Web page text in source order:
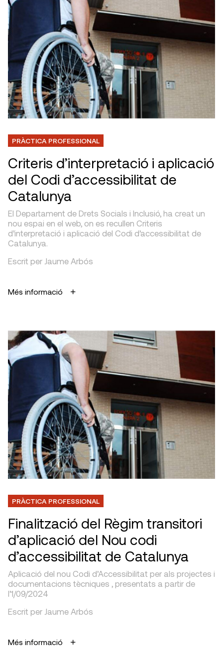
PRÀCTICA PROFESSIONAL
Criteris d’interpretació i aplicació
del Codi d’accessibilitat de
Catalunya
El Departament de Drets Socials i Inclusió, ha creat un
nou espai en el web, on es recullen Criteris
d’interpretació i aplicació del Codi d’accessibilitat de
Catalunya.
Escrit per Jaume Arbós
Més informació
PRÀCTICA PROFESSIONAL
Finalització del Règim transitori
d’aplicació del Nou codi
d’accessibilitat de Catalunya
Aplicació del nou Codi d’Accessibilitat per als projectes i
documentacions tècniques , presentats a partir de
l’1/09/2024
Escrit per Jaume Arbós
Més informació